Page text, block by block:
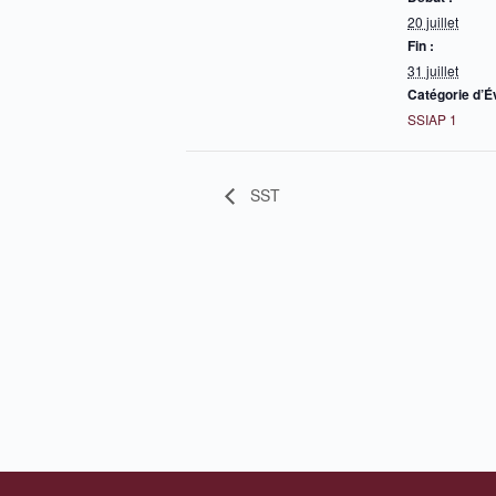
20 juillet
Fin :
31 juillet
Catégorie
SSIAP 1
SST